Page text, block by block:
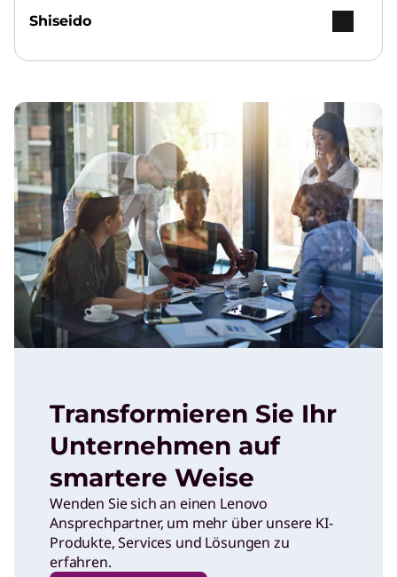
Shiseido
Transformieren Sie Ihr
Unternehmen auf
smartere Weise
Wenden Sie sich an einen Lenovo
Ansprechpartner, um mehr über unsere KI-
Produkte, Services und Lösungen zu
erfahren.